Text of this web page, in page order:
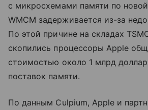
с микросхемами памяти по
WMCM задерживается из-за
По этой причине на складах
скопились процессоры Apple
стоимостью около 1 млрд
поставок памяти.
По данным Culpium, Apple и